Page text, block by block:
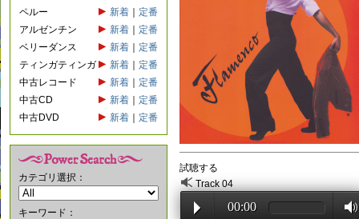
ペルー
新着
定番
アルゼンチン
新着
定番
ベリーダンス
新着
定番
ティンガティンガ
新着
定番
中古レコード
新着
定番
中古CD
新着
定番
中古DVD
新着 定番
カテゴリ選択：
キーワード：
試聴する
Track 04
00:00